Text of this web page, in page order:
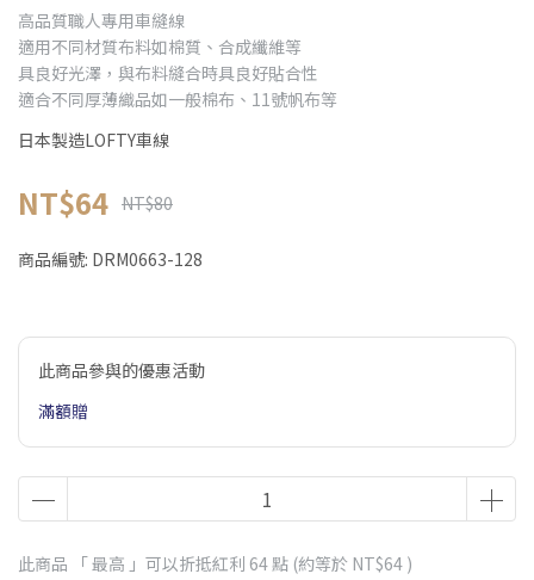
高品質職人專用車縫線
適用不同材質布料如棉質、合成纖維等
具良好光澤，與布料縫合時具良好貼合性
適合不同厚薄織品如一般棉布、11號帆布等
日本製造LOFTY車線
NT$64 NT$80
商品編號: DRM0663-128
此商品參與的優惠活動
滿額贈
此商品 「 最高 」可以折抵紅利 64點 (約等於 NT$64 )